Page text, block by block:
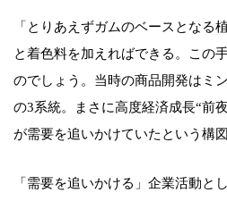
「とりあえずガムのベースとなる
と着色料を加えればできる。この
のでしょう。当時の商品開発はミ
の3系統。まさに高度経済成長“前
が需要を追いかけていたという構図
「需要を追いかける」企業活動と